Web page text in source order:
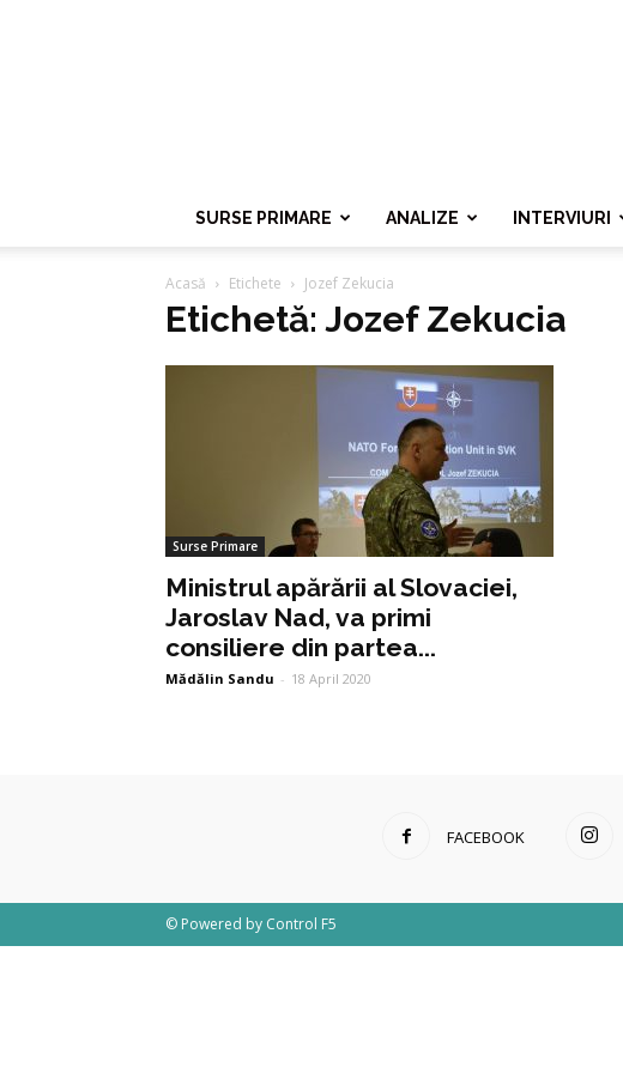
SURSE PRIMARE ANALIZE INTERVIURI
Acasă Etichete Jozef Zekucia
Etichetă: Jozef Zekucia
Surse Primare
Ministrul apărării al Slovaciei,
Jaroslav Nad, va primi
consiliere din partea...
Mădălin Sandu - 18 April 2020
FACEBOOK
© Powered by Control F5